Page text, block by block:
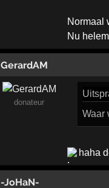
Normaal
Nu
GerardAM
donateur
Waar
haha
-JoHaN-